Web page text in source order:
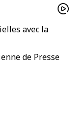
avec la